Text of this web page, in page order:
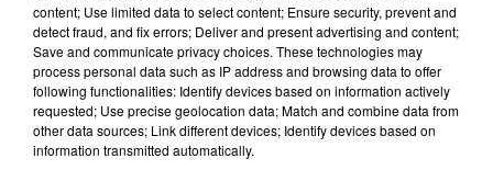
FIL D'ACTUS
content; Use limited data to select content; Ensure security, prevent and
detect fraud, and fix errors; Deliver and present advertising and content;
Save and communicate privacy choices. These technologies may
process personal data such as IP address and browsing data to offer
following functionalities: Identify devices based on information actively
requested; Use precise geolocation data; Match and combine data from
other data sources; Link different devices; Identify devices based on
information transmitted automatically.